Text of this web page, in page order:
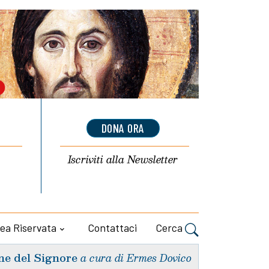
DONA ORA
Iscriviti allaNewsletter
Riservata Contattaci Cerca
del Signorea cura di Ermes Dovico